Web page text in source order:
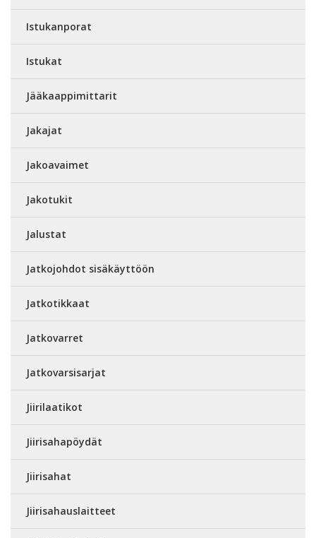
Istukanporat
Istukat
Jääkaappimittarit
Jakajat
Jakoavaimet
Jakotukit
Jalustat
Jatkojohdot sisäkäyttöön
Jatkotikkaat
Jatkovarret
Jatkovarsisarjat
Jiirilaatikot
Jiirisahapöydät
Jiirisahat
Jiirisahauslaitteet